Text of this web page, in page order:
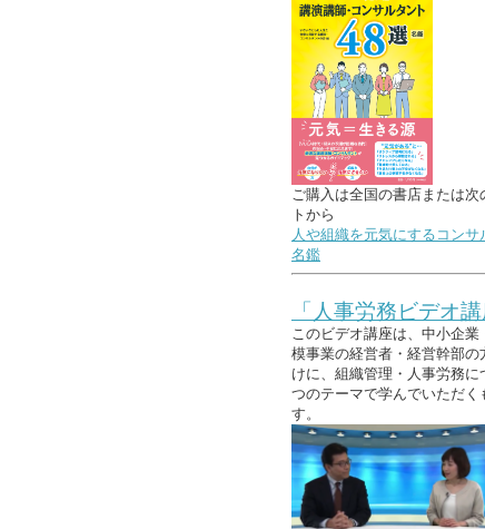
ご購入は全国の書店または次
トから
人や組織を元気にするコンサ
名鑑
「人事労務ビデオ講
このビデオ講座は、中小企業
模事業の経営者・経営幹部の
けに、組織管理・人事労務に
つのテーマで学んでいただく
す。